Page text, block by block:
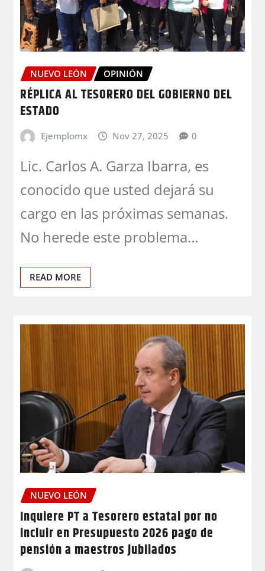
NUEVO LEÓN OPINIÓN
RÉPLICA AL TESORERO DEL GOBIERNO DEL
ESTADO
Ejemplomx Nov 27, 2025 0
Lic. Carlos A. Garza Ibarra, es
conocido que usted dejará su
cargo en las próximas semanas.
No herede este problema…
READ MORE
NUEVO LEÓN
Inquiere PT a Tesorero estatal por no
incluir en Presupuesto 2026 pago de
pensión a maestros jubilados